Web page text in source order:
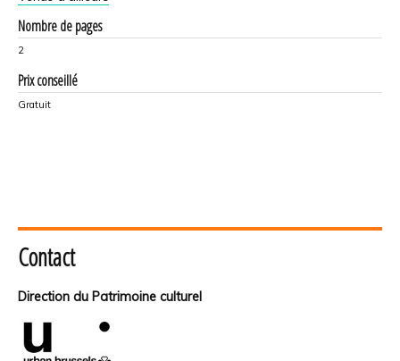
Nombre de pages
2
Prix conseillé
Gratuit
Contact
Direction du Patrimoine culturel